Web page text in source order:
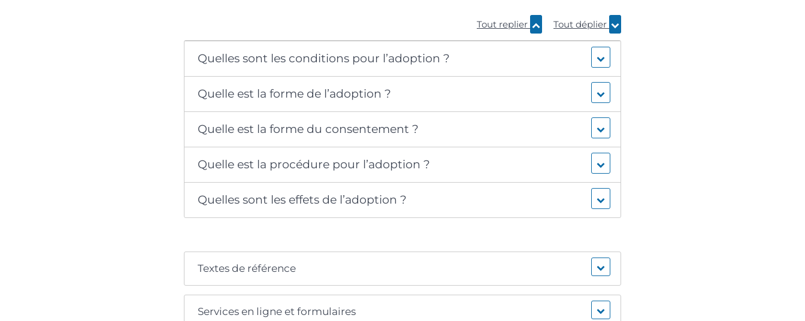
Tout replier Tout déplier
Quelles sont les conditions pour l’adoption ?
Quelle est la forme de l’adoption ?
Quelle est la forme du consentement ?
Quelle est la procédure pour l’adoption ?
Quelles sont les effets de l’adoption ?
Textes de référence
Services en ligne et formulaires